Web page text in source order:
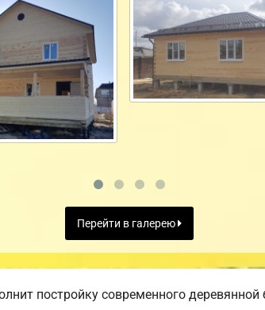
Перейти в галерею
постройку современного деревянной